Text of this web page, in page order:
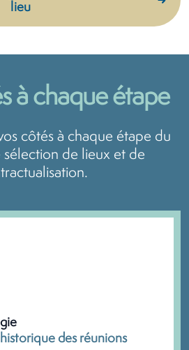
lieu
à chaque étape
côtés à chaque étape du
sélection de lieux et de
des réunions